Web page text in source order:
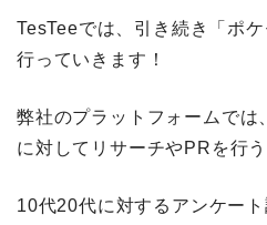
TesTeeでは、引き続き「ポ
行っていきます！
弊社のプラットフォームでは
に対してリサーチやPRを行
10代20代に対するアンケー